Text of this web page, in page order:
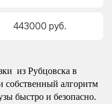
443000 руб.
из Рубцовска в
собственный алгоритм
быстро и безопасно.